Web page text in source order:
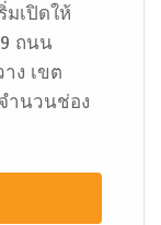
มเปิดให้
ถนน
ง เขต
ำนวนช่อง